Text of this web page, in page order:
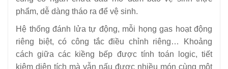
phẩm, dễ dàng tháo ra để vệ sinh.
Hệ thống đánh lửa tự động, mỗi họng gas hoạt động
riêng biệt, có công tắc điều chỉnh riêng… Khoảng
cách giữa các kiềng bếp được tính toán logic, tiết
kiệm diện tích mà vẫn nấu được nhiều món cùng một